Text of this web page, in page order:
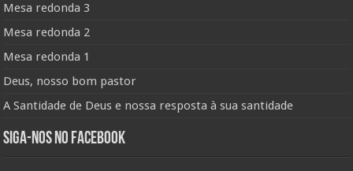
Mesa redonda 3
Mesa redonda 2
Mesa redonda 1
Deus, nosso bom pastor
A Santidade de Deus e nossa resposta à sua santidade
Siga-nos no Facebook